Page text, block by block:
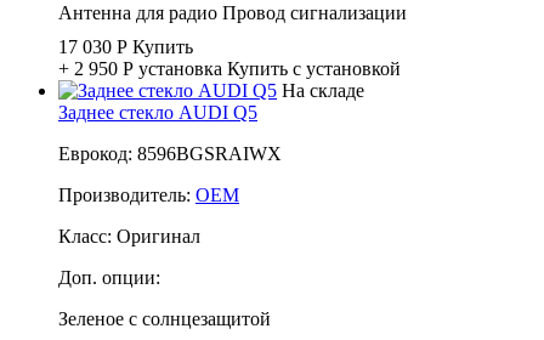
Антенна для радио Провод сигнализации
17 030 Р Купить
+ 2 950 Р установка Купить с установкой
На складе
Заднее стекло AUDI Q5
Еврокод: 8596BGSRAIWX
Производитель: OEM
Класс: Оригинал
Доп. опции:
Зеленое с солнцезащитой